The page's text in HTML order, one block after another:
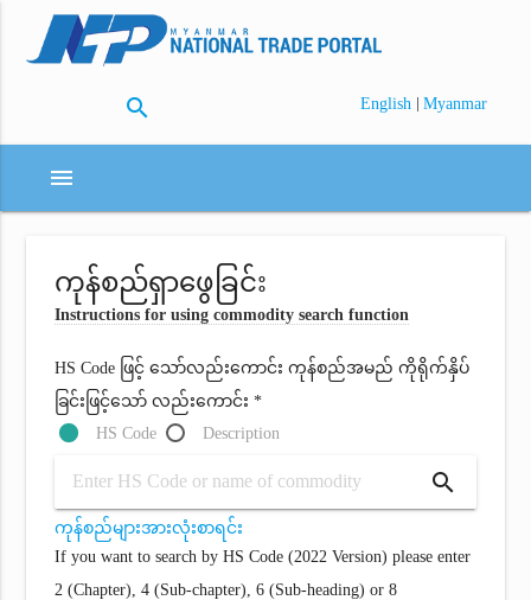
search English | Myanmar
menu
ကုန်စည်ရှာဖွေခြင်း
Instructions for using commodity search function
HS Code ဖြင့် သော်လည်းကောင်း ကုန်စည်အမည် ကိုရိုက်နှိပ်
ခြင်းဖြင့်သော် လည်းကောင်း *
HS Code
Description
search
ကုန်စည်များအားလုံးစာရင်း
If you want to search by HS Code (2022 Version) please enter
2 (Chapter), 4 (Sub-chapter), 6 (Sub-heading) or 8